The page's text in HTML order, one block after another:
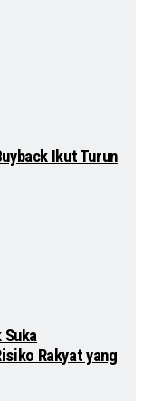
Ikut Turun
Suka
Rakyat yang